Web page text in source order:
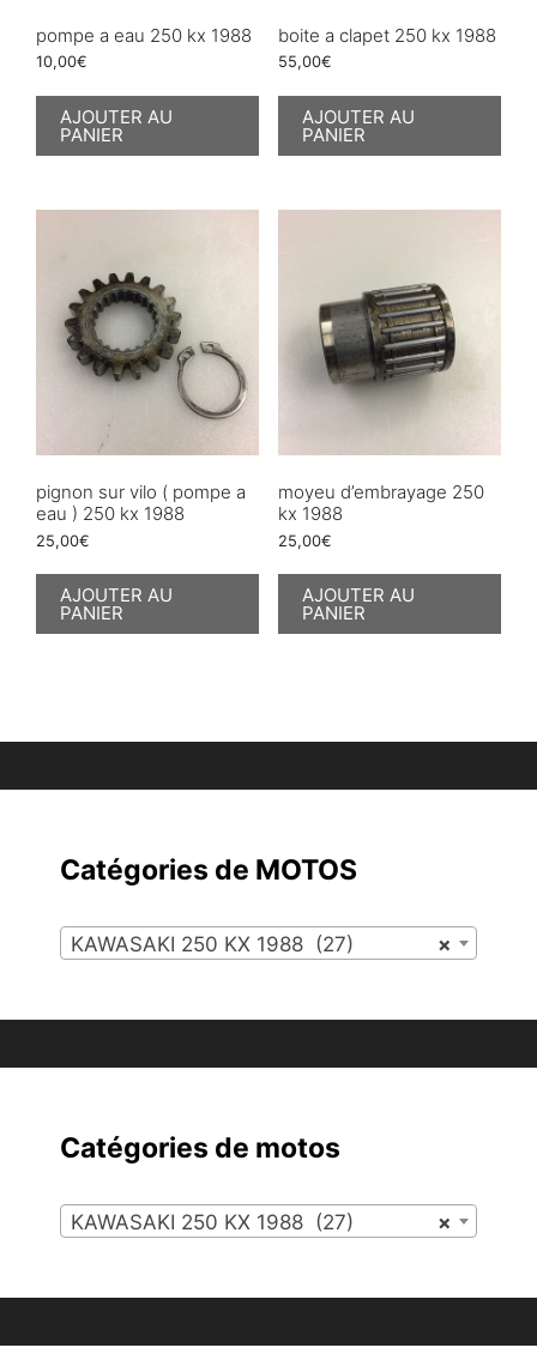
pompe a eau 250 kx 1988
10,00€
AJOUTER AU
PANIER
boite a clapet 250 kx 1988
55,00€
AJOUTER AU
PANIER
pignon sur vilo ( pompe a
eau ) 250 kx 1988
25,00€
AJOUTER AU
PANIER
moyeu d’embrayage 250
kx 1988
25,00€
AJOUTER AU
PANIER
Catégories de MOTOS
×
KAWASAKI 250 KX 1988 (27)
Catégories de motos
×
KAWASAKI 250 KX 1988 (27)